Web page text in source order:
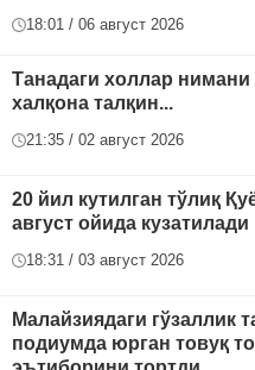
18:01 / 06 август 2026
Танадаги холлар нимани
халқона талқин...
21:35 / 02 август 2026
20 йил кутилган тўлиқ
август ойида кузатилади
18:31 / 03 август 2026
Малайзиядаги гўзаллик
подиумда юрган товуқ